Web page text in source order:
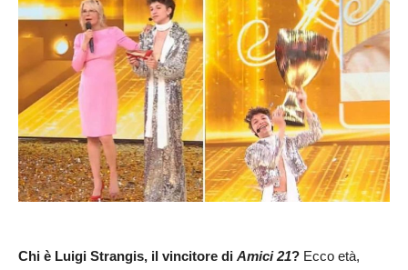
Chi è Luigi Strangis, il vincitore di Amici 21? Ecco età,